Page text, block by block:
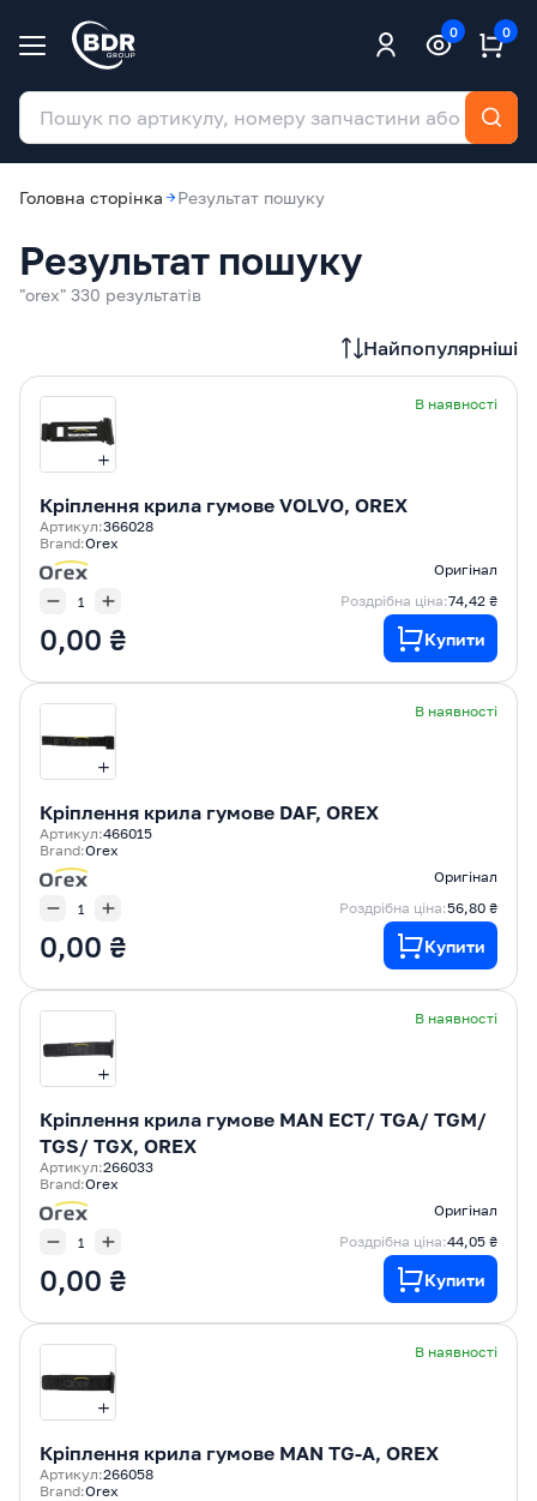
0 0
Головна сторінка Результат пошуку
Результат пошуку
"orex" 330 результатів
Найпопулярніші
В наявності
Кріплення крила гумове VOLVO, OREX
Артикул:366028
Brand:Orex
Оригінал
Роздрібна ціна:74,42 ₴
0,00 ₴ Купити
В наявності
Кріплення крила гумове DAF, OREX
Артикул:466015
Brand:Orex
Оригінал
Роздрібна ціна:56,80 ₴
0,00 ₴ Купити
В наявності
Кріплення крила гумове MAN ECT/ TGA/ TGM/
TGS/ TGX, OREX
Артикул:266033
Brand:Orex
Оригінал
Роздрібна ціна:44,05 ₴
0,00 ₴ Купити
В наявності
Кріплення крила гумове MAN TG-A, OREX
Артикул:266058
Brand:Orex